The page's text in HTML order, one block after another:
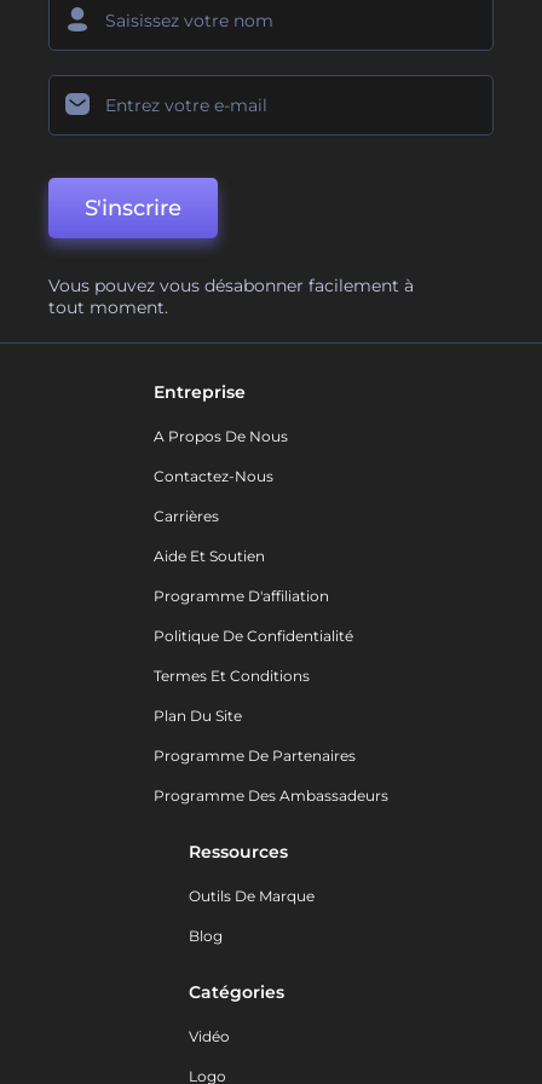
S'inscrire
Vous pouvez vous désabonner facilement à
tout moment.
Entreprise
A Propos De Nous
Contactez-Nous
Carrières
Aide Et Soutien
Programme D'affiliation
Politique De Confidentialité
Termes Et Conditions
Plan Du Site
Programme De Partenaires
Programme Des Ambassadeurs
Ressources
Outils De Marque
Blog
Catégories
Vidéo
Logo